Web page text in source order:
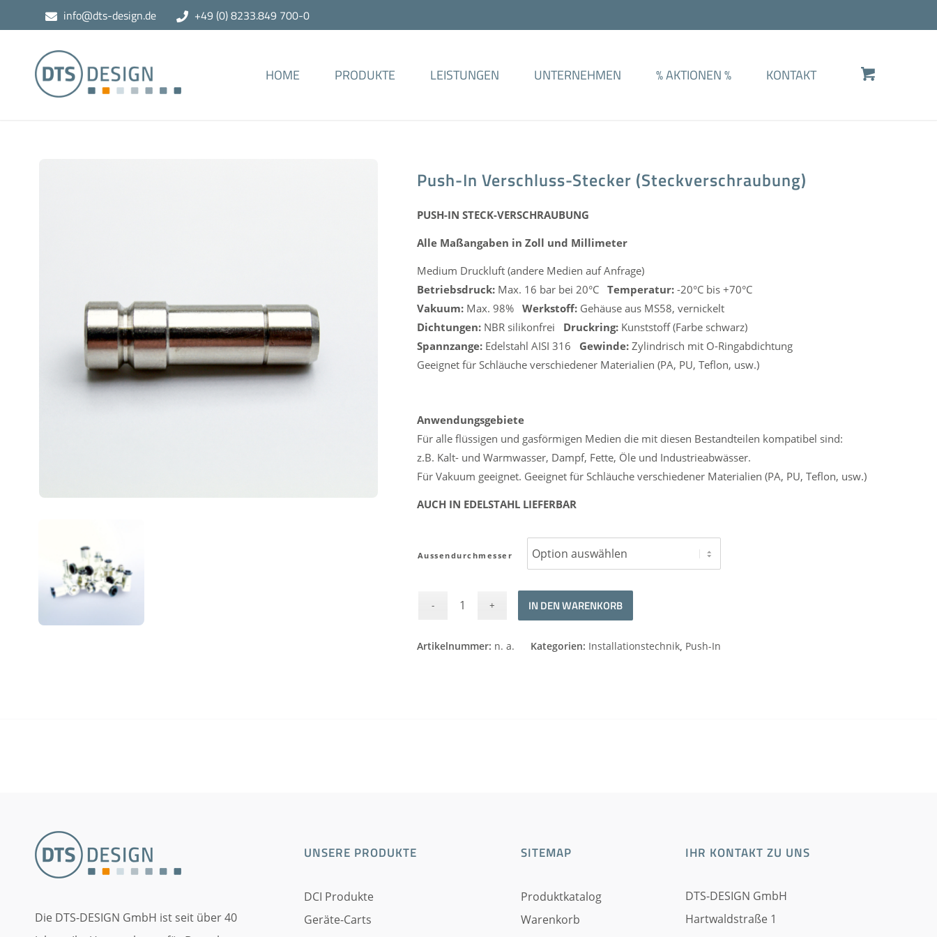
info@dts-design.de +49 (0) 8233.849 700-0
HOME PRODUKTE LEISTUNGEN UNTERNEHMEN %AKTIONEN% KONTAKT
Push-In Verschluss-Stecker (Steckverschraubung)
PUSH-IN STECK-VERSCHRAUBUNG
Alle Maßangaben in Zoll und Millimeter
Medium Druckluft (andere Medien auf Anfrage)
Betriebsdruck:Max. 16 bar bei 20°C Temperatur:-20°C bis +70°C
Vakuum:Max. 98% Werkstoff:Gehäuse aus MS58, vernickelt
Dichtungen:NBR silikonfrei Druckring:Kunststoff (Farbe schwarz)
Spannzange:Edelstahl AISI 316 Gewinde:Zylindrisch mit O-Ringabdichtung
Geeignet für Schläuche verschiedener Materialien (PA, PU, Teflon, usw.)
Anwendungsgebiete
Für alle flüssigen und gasförmigen Medien die mit diesen Bestandteilen kompatibel sind:
z.B. Kalt- und Warmwasser, Dampf, Fette, Öle und Industrieabwässer.
Für Vakuum geeignet. Geeignet für Schläuche verschiedener Materialien (PA, PU, Teflon, usw.)
AUCH IN EDELSTAHL LIEFERBAR
Aussendurchmesser
IN DEN WARENKORB
Alternative:
Artikelnummer: n. a. Kategorien: Installationstechnik, Push-In
Die DTS-DESIGN GmbH ist seit über 40
UNSERE PRODUKTE
DCI Produkte
Geräte-Carts
SITEMAP
Produktkatalog
Warenkorb
IHR KONTAKT ZU UNS
DTS-DESIGN GmbH
Hartwaldstraße 1